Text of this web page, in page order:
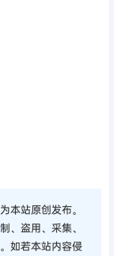
本站原创发布。
、盗用、采集、
如若本站内容侵